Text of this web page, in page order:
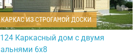
ИЗ СТРОГАНОЙ ДОСКИ
Каркасный дом с двумя
6х8